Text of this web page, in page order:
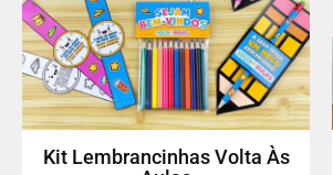
Kit Lembrancinhas Volta Às